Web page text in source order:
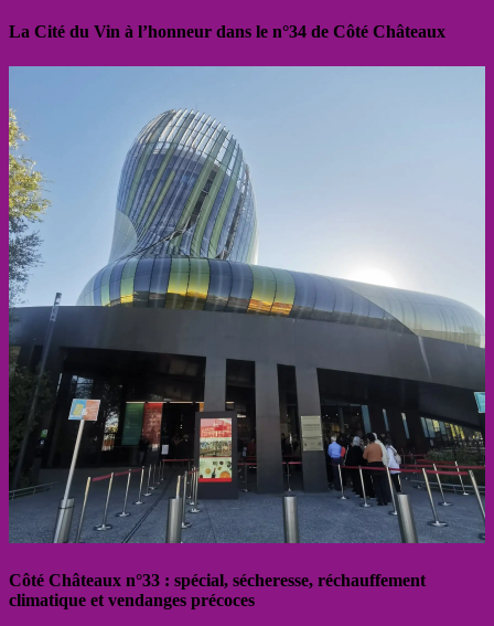
La Cité du Vin à l’honneur dans le n°34 de Côté Châteaux
Côté Châteaux n°33 : spécial, sécheresse, réchauffement
climatique et vendanges précoces